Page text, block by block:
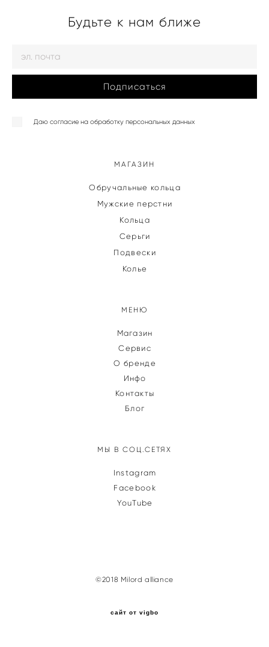
Будьте к нам ближе
Подписаться
Даю согласие на обработку персональных данных
МАГАЗИН
Обручальные кольца
Мужские перстни
Кольца
Серьги
Подвески
Колье
МЕНЮ
Магазин
Сервис
О бренде
Инфо
Контакты
Блог
МЫ В СОЦ.СЕТЯХ
Instagram
Facebook
YouTube
©2018 Milord alliance
сайт от vigbo